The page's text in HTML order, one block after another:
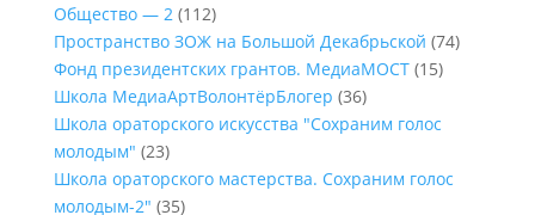
Общество — 2(112)
Пространство ЗОЖ на Большой Декабрьской (74)
Фонд президентских грантов. МедиаМОСТ(15)
Школа МедиаАртВолонтёрБлогер (36)
Школа ораторского искусства "Сохраним голос
молодым" (23)
Школа ораторского мастерства. Сохраним голос
молодым-2" (35)